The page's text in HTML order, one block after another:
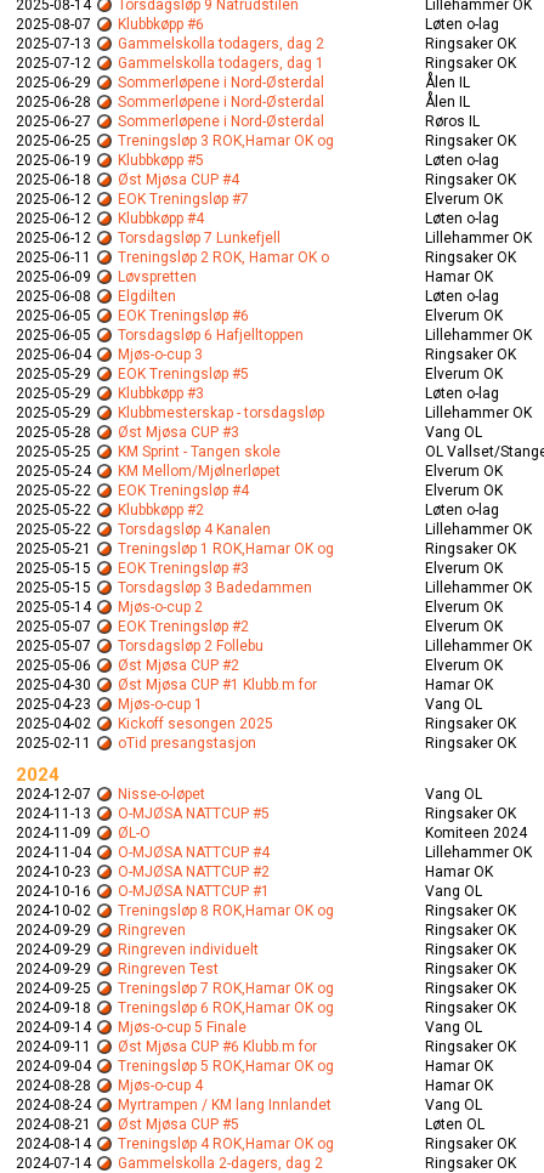
2025-08-14 Torsdagsløp 9 Natrudstilen
Lillehammer OK
2025-08-07
Klubbkøpp #6
Løten o-lag
2025-07-13
Gammelskolla todagers, dag 2
Ringsaker OK
2025-07-12
Gammelskolla todagers, dag 1
Ringsaker OK
2025-06-29
Sommerløpene i Nord-Østerdal
Ålen IL
2025-06-28
Sommerløpene i Nord-Østerdal
Ålen IL
2025-06-27
Sommerløpene i Nord-Østerdal
Røros IL
2025-06-25
Treningsløp 3 ROK,Hamar OK og
Ringsaker OK
2025-06-19
Klubbkøpp #5
Løten o-lag
2025-06-18
Øst Mjøsa CUP #4
Ringsaker OK
2025-06-12
EOK Treningsløp #7
Elverum OK
2025-06-12
Klubbkøpp #4
Løten o-lag
2025-06-12
Torsdagsløp 7 Lunkefjell
Lillehammer OK
2025-06-11
Treningsløp 2 ROK, Hamar OK o
Ringsaker OK
2025-06-09
Løvspretten
Hamar OK
2025-06-08
Elgdilten
Løten o-lag
2025-06-05
EOK Treningsløp #6
Elverum OK
2025-06-05
Torsdagsløp 6 Hafjelltoppen
Lillehammer OK
2025-06-04
Mjøs-o-cup 3
Ringsaker OK
2025-05-29
EOK Treningsløp #5
Elverum OK
2025-05-29
Klubbkøpp #3
Løten o-lag
2025-05-29
Klubbmesterskap - torsdagsløp
Lillehammer OK
2025-05-28
Øst Mjøsa CUP #3
Vang OL
2025-05-25
KM Sprint - Tangen skole
OL Vallset/
2025-05-24
KM Mellom/Mjølnerløpet
Elverum OK
2025-05-22
EOK Treningsløp #4
Elverum OK
2025-05-22
Klubbkøpp #2
Løten o-lag
2025-05-22
Torsdagsløp 4 Kanalen
Lillehammer OK
2025-05-21
Treningsløp 1 ROK,Hamar OK og
Ringsaker OK
2025-05-15
EOK Treningsløp #3
Elverum OK
2025-05-15
Torsdagsløp 3 Badedammen
Lillehammer OK
2025-05-14
Mjøs-o-cup 2
Elverum OK
2025-05-07
EOK Treningsløp #2
Elverum OK
2025-05-07
Torsdagsløp 2 Follebu
Lillehammer OK
2025-05-06
Øst Mjøsa CUP #2
Elverum OK
2025-04-30
Øst Mjøsa CUP #1 Klubb.m for
Hamar OK
2025-04-23
Mjøs-o-cup 1
Vang OL
2025-04-02
Kickoff sesongen 2025
Ringsaker OK
2025-02-11
oTid presangstasjon Ringsaker OK
2024
2024-12-07 Nisse-o-løpet
Vang OL
2024-11-13
O-MJØSA NATTCUP #5
Ringsaker OK
2024-11-09
ØL-O
Komiteen 2024
2024-11-04
O-MJØSA NATTCUP #4
Lillehammer OK
2024-10-23
O-MJØSA NATTCUP #2
Hamar OK
2024-10-16
O-MJØSA NATTCUP #1
Vang OL
2024-10-02
Treningsløp 8 ROK,Hamar OK og
Ringsaker OK
2024-09-29
Ringreven
Ringsaker OK
2024-09-29
Ringreven individuelt
Ringsaker OK
2024-09-29
Ringreven Test
Ringsaker OK
2024-09-25
Treningsløp 7 ROK,Hamar OK og
Ringsaker OK
2024-09-18
Treningsløp 6 ROK,Hamar OK og
Ringsaker OK
2024-09-14
Mjøs-o-cup 5 Finale
Vang OL
2024-09-11
Øst Mjøsa CUP #6 Klubb.m for
Ringsaker OK
2024-09-04
Treningsløp 5 ROK,Hamar OK og
Hamar OK
2024-08-28
Mjøs-o-cup 4
Hamar OK
2024-08-24
Myrtrampen / KM lang Innlandet
Vang OL
2024-08-21
Øst Mjøsa CUP #5
Løten OL
2024-08-14
Treningsløp 4 ROK,Hamar OK og
Ringsaker OK
2024-07-14
Gammelskolla 2-dagers, dag 2
Ringsaker OK